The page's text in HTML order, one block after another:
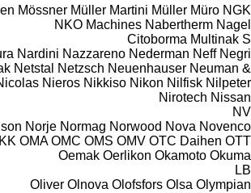
Mössner Müller Martini Müller Müro NGK
NKO Machines Nabertherm Nagel
Citoborma Multinak S
Nardini Nazzareno Nederman Neff Negri
Netstal Netzsch Neuenhauser Neuman &
Nieros Nikkiso Nikon Nilfisk Nilpeter
Nirotech Nissan
NV
Norje Normag Norwood Nova Novenco
OMA OMC OMS OMV OTC Daihen OTT
Oemak Oerlikon Okamoto Okuma
LB
Oliver Olnova Olofsfors Olsa Olympian